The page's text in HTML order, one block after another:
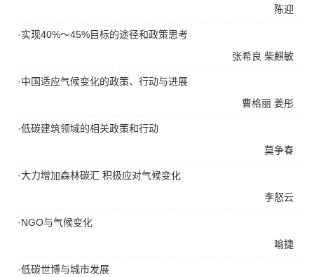
陈迎
柴麒敏
张希良
·实现40%～45%目标的途径和政策思考
曹格丽 姜彤
·中国适应气候变化的政策、行动与进展
莫争春
·低碳建筑领域的相关政策和行动
李怒云
·大力增加森林碳汇 积极应对气候变化
喻捷
·NGO与气候变化
·低碳世博与城市发展